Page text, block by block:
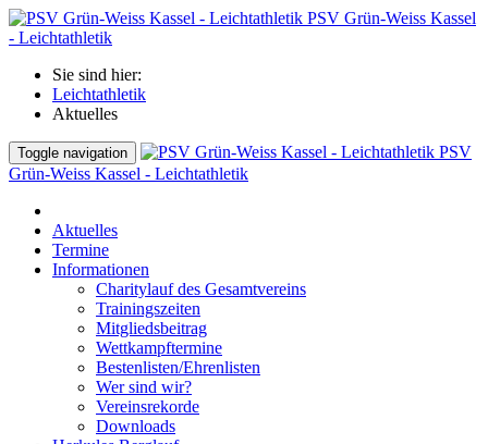
PSV Grün-Weiss Kassel
- Leichtathletik
Sie sind hier:
Leichtathletik
Aktuelles
Toggle navigation
PSV
Grün-Weiss Kassel - Leichtathletik
Aktuelles
Termine
Informationen
Charitylauf des Gesamtvereins
Trainingszeiten
Mitgliedsbeitrag
Wettkampftermine
Bestenlisten/Ehrenlisten
Wer sind wir?
Vereinsrekorde
Downloads